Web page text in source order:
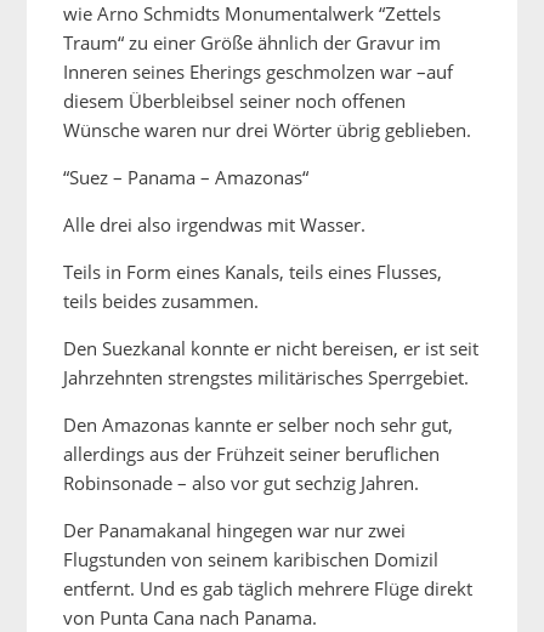
wie Arno Schmidts Monumentalwerk “Zettels
Traum“ zu einer Größe ähnlich der Gravur im
Inneren seines Eherings geschmolzen war –auf
diesem Überbleibsel seiner noch offenen
Wünsche waren nur drei Wörter übrig geblieben.
“Suez – Panama – Amazonas“
Alle drei also irgendwas mit Wasser.
Teils in Form eines Kanals, teils eines Flusses,
teils beides zusammen.
Den Suezkanal konnte er nicht bereisen, er ist seit
Jahrzehnten strengstes militärisches Sperrgebiet.
Den Amazonas kannte er selber noch sehr gut,
allerdings aus der Frühzeit seiner beruflichen
Robinsonade – also vor gut sechzig Jahren.
Der Panamakanal hingegen war nur zwei
Flugstunden von seinem karibischen Domizil
entfernt. Und es gab täglich mehrere Flüge direkt
von Punta Cana nach Panama.